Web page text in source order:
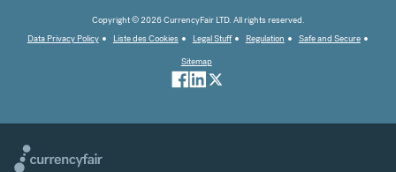
Copyright © 2026 CurrencyFair LTD. All rights reserved.
Data Privacy Policy
Liste des Cookies Legal Stuff Regulation
Safe and Secure
Sitemap